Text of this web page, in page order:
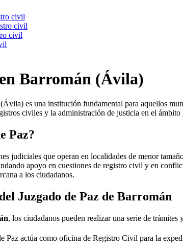
civil
civil
civil
Barromán (Ávila)
(Ávila) es una institución fundamental para aquellos
civiles y la administración de justicia en el
Paz?
judiciales que operan en localidades de menor
apoyo en cuestiones de registro civil y en
a los ciudadanos.
Juzgado de Paz de Barromán
, los ciudadanos pueden realizar una serie de trámites
Paz actúa como oficina de Registro Civil para la